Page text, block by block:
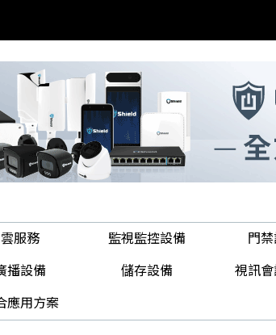
雲服務 監視監控設備 門
播設備
儲存設備 視訊
應用方案